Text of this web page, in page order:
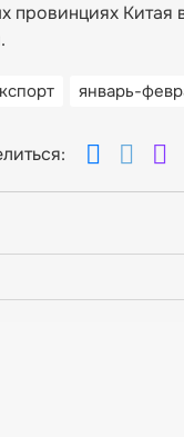
Китая
январь-